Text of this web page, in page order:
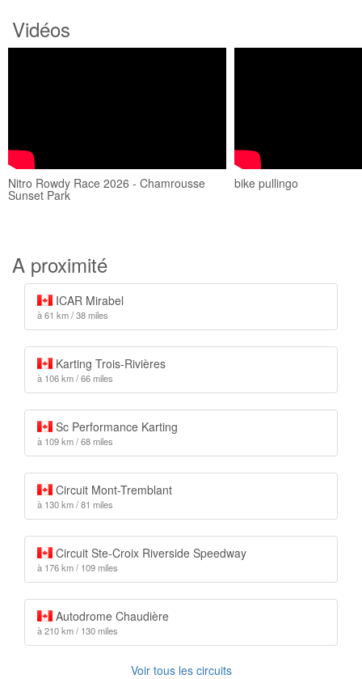
Vidéos
Nitro Rowdy Race 2026 - Chamrousse
Sunset Park
bike pullingo
A proximité
ICAR Mirabel
à 61 km / 38 miles
Karting Trois-Rivières
à 106 km / 66 miles
Sc Performance Karting
à 109 km / 68 miles
Circuit Mont-Tremblant
à 130 km / 81 miles
Circuit Ste-Croix Riverside Speedway
à 176 km / 109 miles
Autodrome Chaudière
à 210 km / 130 miles
Voir tous les circuits